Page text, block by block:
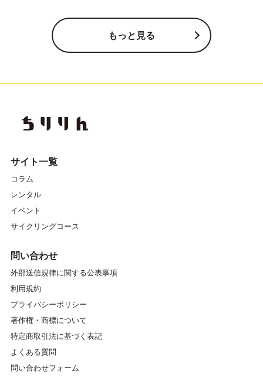
もっと見る
サイト一覧
コラム
レンタル
イベント
サイクリングコース
問い合わせ
外部送信規律に関する公表事項
利用規約
プライバシーポリシー
著作権・商標について
特定商取引法に基づく表記
よくある質問
問い合わせフォーム